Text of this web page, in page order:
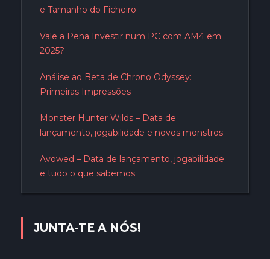
e Tamanho do Ficheiro
Vale a Pena Investir num PC com AM4 em
2025?
Análise ao Beta de Chrono Odyssey:
Primeiras Impressões
Monster Hunter Wilds – Data de
lançamento, jogabilidade e novos monstros
Avowed – Data de lançamento, jogabilidade
e tudo o que sabemos
JUNTA-TE A NÓS!